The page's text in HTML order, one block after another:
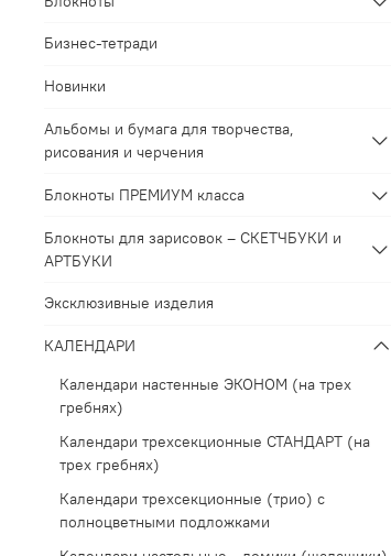
Бизнес-тетради
Новинки
Альбомы и бумага для творчества,
рисования и черчения
Блокноты ПРЕМИУМ класса
Блокноты для зарисовок – СКЕТЧБУКИ и
АРТБУКИ
Эксклюзивные изделия
КАЛЕНДАРИ
Календари настенные ЭКОНОМ (на трех
гребнях)
Календари трехсекционные СТАНДАРТ (на
трех гребнях)
Календари трехсекционные (трио) с
полноцветными подложками